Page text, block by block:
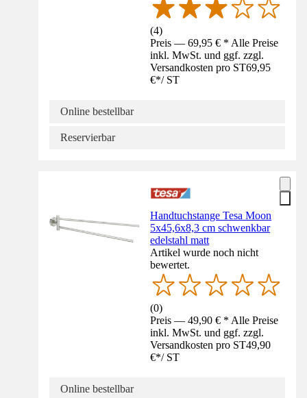
(4)
Preis — 69,95 € * Alle Preise
inkl. MwSt. und ggf. zzgl.
Versandkosten pro ST69,95
€*/ ST
Online bestellbar
Reservierbar
Handtuchstange Tesa Moon
5x45,6x8,3 cm schwenkbar
edelstahl matt
Artikel wurde noch nicht
bewertet.
(0)
Preis — 49,90 € * Alle Preise
inkl. MwSt. und ggf. zzgl.
Versandkosten pro ST49,90
€*/ ST
Online bestellbar